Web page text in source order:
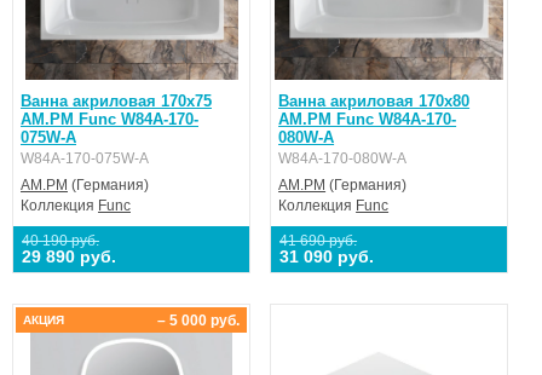
Ванна акриловая 170x75
AM.PM Func W84A-170-
075W-A
W84A-170-075W-A
AM.PM (Германия)
Коллекция Func
40 190 руб.
29 890 руб.
Ванна акриловая 170x80
AM.PM Func W84A-170-
080W-A
W84A-170-080W-A
AM.PM (Германия)
Коллекция Func
41 690 руб.
31 090 руб.
– 5 000 руб.
АКЦИЯ